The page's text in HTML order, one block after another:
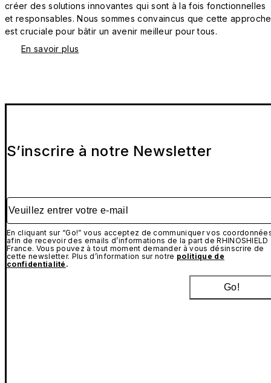
créer des solutions innovantes qui sont à la fois fonctionnelles
et responsables. Nous sommes convaincus que cette approche
est cruciale pour bâtir un avenir meilleur pour tous.
En savoir plus
S’inscrire à notre Newsletter
Veuillez entrer votre e-mail
En cliquant sur “Go!” vous acceptez de communiquer vos
afin de recevoir des emails d’informations de la part de RHINOSHIELD
France. Vous pouvez à tout moment demander à vous désinscrire de
cette newsletter. Plus d’information sur notre politique de
confidentialité .
Go!